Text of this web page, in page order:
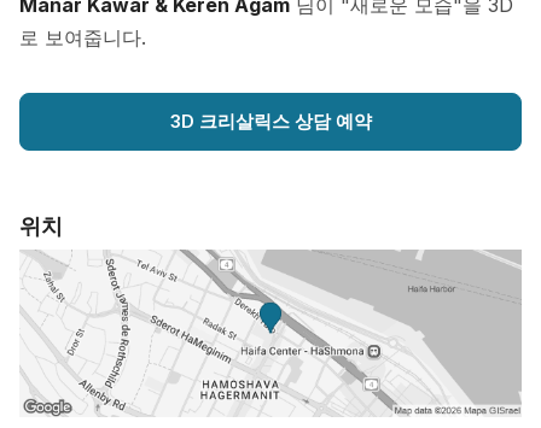
로 보여줍니다.
3D 크리살릭스 상담 예약
위치